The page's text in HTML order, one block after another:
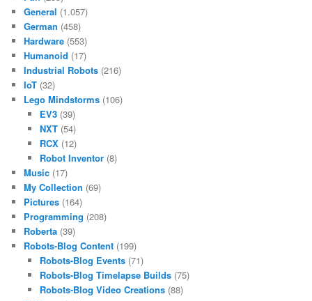
General (1.057)
German (458)
Hardware (553)
Humanoid (17)
Industrial Robots (216)
IoT (32)
Lego Mindstorms (106)
EV3(39)
NXT(54)
RCX(12)
Robot Inventor(8)
Music (17)
My Collection (69)
Pictures (164)
Programming (208)
Roberta (39)
Robots-Blog Content (199)
Robots-Blog Events(71)
Robots-Blog Timelapse Builds(75)
Robots-Blog Video Creations(88)